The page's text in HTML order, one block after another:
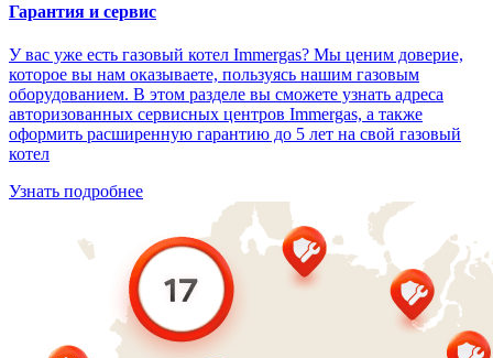
Гарантия и сервис
У вас уже есть газовый котел Immergas? Мы ценим доверие,
которое вы нам оказываете, пользуясь нашим газовым
оборудованием. В этом разделе вы сможете узнать адреса
авторизованных сервисных центров Immergas, а также
оформить расширенную гарантию до 5 лет на свой газовый
котел
Узнать подробнее